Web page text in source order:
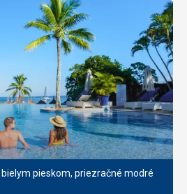
pieskom, priezračné modré